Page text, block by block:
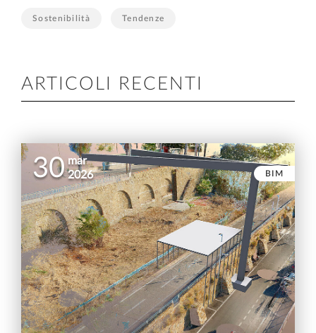
Sostenibilità Tendenze
ARTICOLI RECENTI
30 mar
2026
BIM